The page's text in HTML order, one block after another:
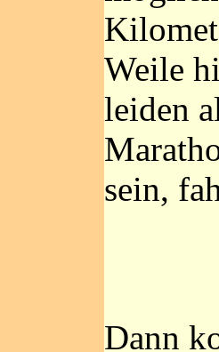
Weile
leiden
sein,
Dann